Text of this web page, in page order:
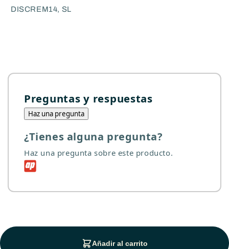
DISCREM14, SL
Preguntas y respuestas
Haz una pregunta
¿Tienes alguna pregunta?
Haz una pregunta sobre este producto.
Añadir al carrito